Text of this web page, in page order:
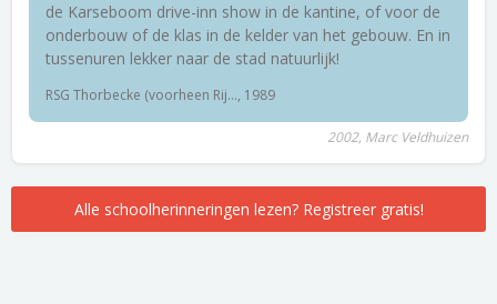
de Karseboom drive-inn show in de kantine, of voor de
onderbouw of de klas in de kelder van het gebouw. En in
tussenuren lekker naar de stad natuurlijk!
RSG Thorbecke (voorheen Rij..., 1989
2002, Marc Veldhuizen
Alle schoolherinneringen lezen? Registreer gratis!